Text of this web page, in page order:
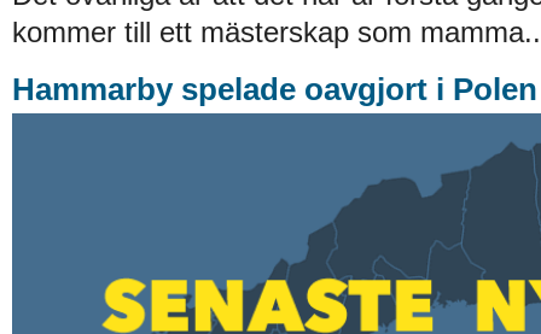
kommer till ett mästerskap som
Hammarby spelade oavgjort i Polen